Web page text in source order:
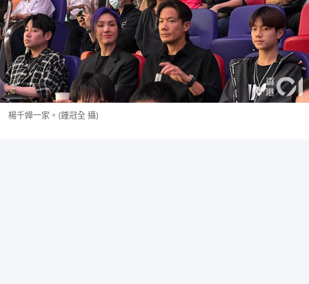
楊千嬅一家。(鍾冠全 攝)